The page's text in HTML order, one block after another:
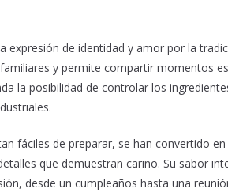
expresión de identidad y amor por la
y permite compartir momentos
la posibilidad de controlar los
fáciles de preparar, se han convertido
que demuestran cariño. Su sabor
desde un cumpleaños hasta una